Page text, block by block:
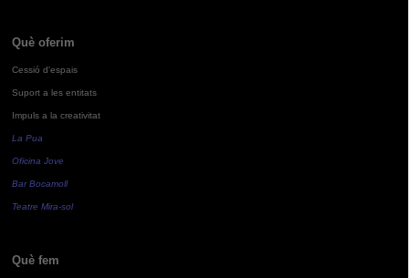
Què oferim
Cessió d'espais
Suport a les entitats
Impuls a la creativitat
La Pua
Oficina Jove
Bar Bocamoll
Teatre Mira-sol
Què fem